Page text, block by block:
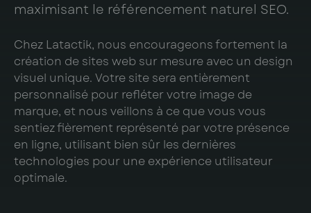
maximisant le référencement naturel SEO.
Chez Latactik, nous encourageons fortement la
création de sites web sur mesure avec un design
visuel unique. Votre site sera entièrement
personnalisé pour refléter votre image de
marque, et nous veillons à ce que vous vous
sentiez fièrement représenté par votre présence
en ligne, utilisant bien sûr les dernières
technologies pour une expérience utilisateur
optimale.